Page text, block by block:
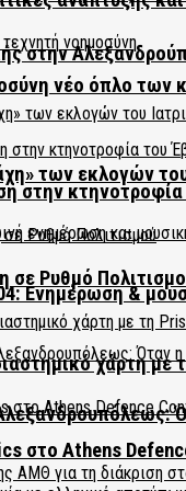
στην
των εκλογών
Ενημέρωση &
νέο όπλο των
στην
σε Ρυθμό
χάρτη με
στο Athens